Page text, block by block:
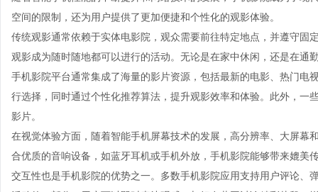
空间的限制，还为用户提供了更加便捷和个性化的观影体验。
传统观影通常依赖于实体电影院，观众需要前往特定地点，并遵守固
观影成为随时随地都可以进行的活动。无论是在家中休闲，还是在通
手机影院平台通常集成了海量的影片资源，包括最新的电影、热门电
行选择，同时通过个性化推荐算法，提升观影效率和体验。此外，一
影片。
在视觉体验方面，随着智能手机屏幕技术的发展，高分辨率、大屏幕
合优质的音响设备，如蓝牙耳机或手机外放，手机影院能够带来媲美
交互性也是手机影院的优势之一。多数手机影院应用支持用户评论、